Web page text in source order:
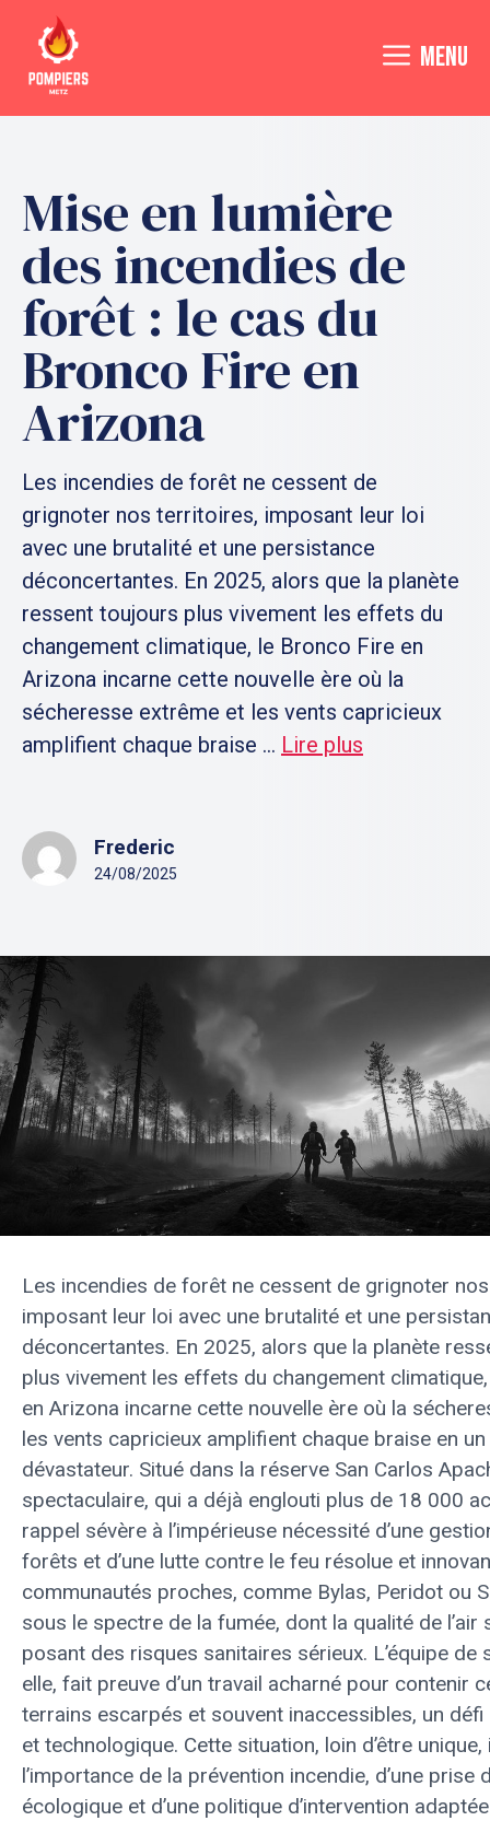
contenu
MENU
Mise en lumière
des incendies de
forêt : le cas du
Bronco Fire en
Arizona
Les incendies de forêt ne cessent de
grignoter nos territoires, imposant leur loi
avec une brutalité et une persistance
déconcertantes. En 2025, alors que la planète
ressent toujours plus vivement les effets du
changement climatique, le Bronco Fire en
Arizona incarne cette nouvelle ère où la
sécheresse extrême et les vents capricieux
amplifient chaque braise ... Lire plus
Frederic
24/08/2025
Les incendies de forêt ne cessent de grignoter
imposant leur loi avec une brutalité et une
déconcertantes. En 2025, alors que la planète
plus vivement les effets du changement
en Arizona incarne cette nouvelle ère où la
les vents capricieux amplifient chaque braise en
dévastateur. Situé dans la réserve San Carlos
spectaculaire, qui a déjà englouti plus de 18 000
rappel sévère à l’impérieuse nécessité d’une
forêts et d’une lutte contre le feu résolue et
communautés proches, comme Bylas, Peridot ou
sous le spectre de la fumée, dont la qualité de l’air
posant des risques sanitaires sérieux. L’équipe de
elle, fait preuve d’un travail acharné pour contenir
terrains escarpés et souvent inaccessibles, un
et technologique. Cette situation, loin d’être
l’importance de la prévention incendie, d’une prise
écologique et d’une politique d’intervention